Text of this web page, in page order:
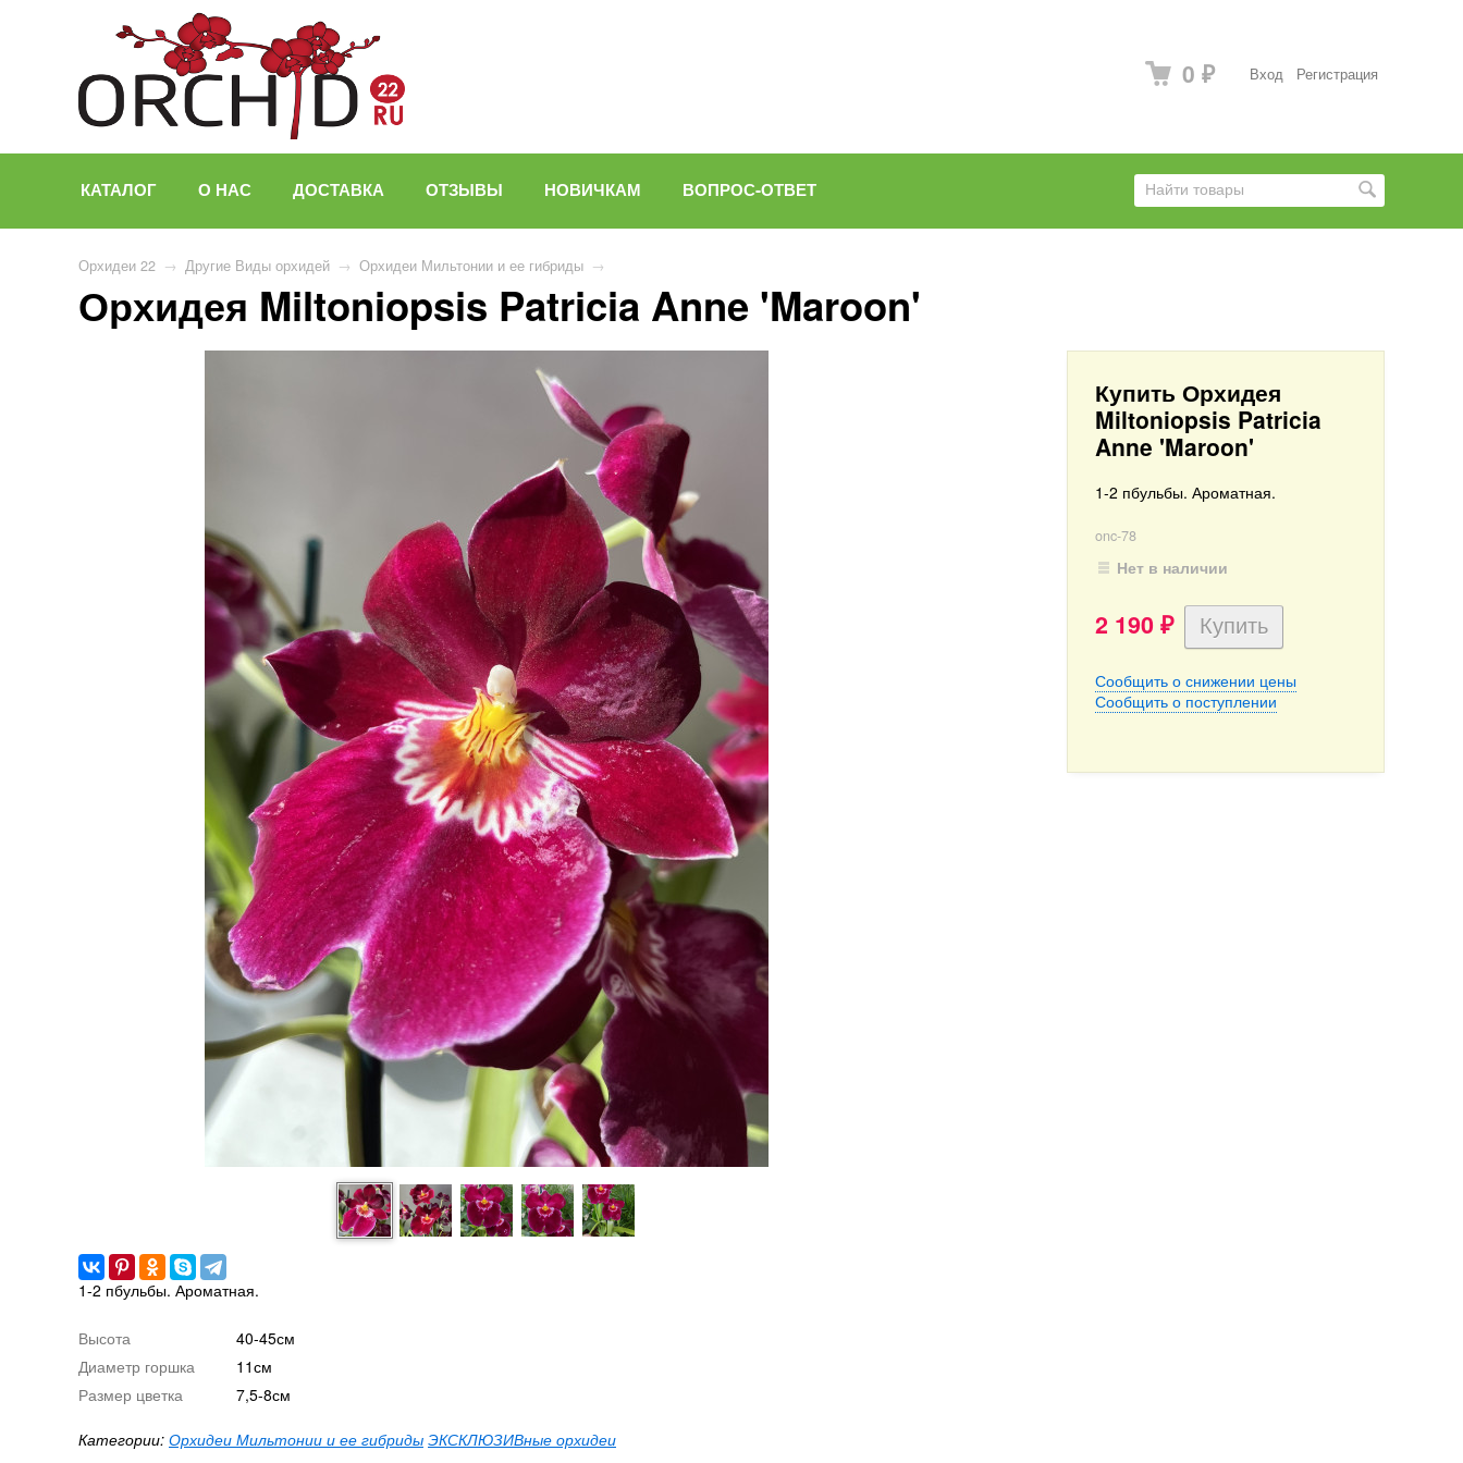
Вход Регистрация
0 ₽
КАТАЛОГ О НАС ДОСТАВКА ОТЗЫВЫ НОВИЧКАМ ВОПРОС-ОТВЕТ
Орхидеи 22 → Другие Виды орхидей → Орхидеи Мильтонии и ее гибриды →
Орхидея Miltoniopsis Patricia Anne 'Maroon'
Купить Орхидея
Miltoniopsis Patricia
Anne 'Maroon'
1-2 пбульбы. Ароматная.
onc-78
Нет в наличии
2 190 ₽
Сообщить о снижении цены
Сообщить о поступлении
1-2 пбульбы. Ароматная.
Высота
40-45см
Диаметр горшка
11см
Размер цветка
7,5-8см
Категории: Орхидеи Мильтонии и ее гибриды ЭКСКЛЮЗИВные орхидеи